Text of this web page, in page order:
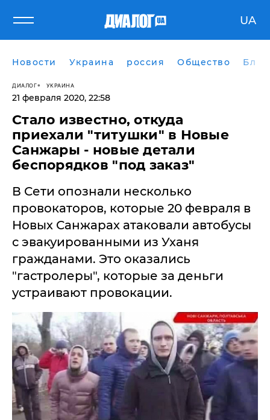
UA
Новости Украина россия Общество
ДИАЛОГ УКРАИНА
21 февраля 2020, 22:58
Стало известно, откуда
приехали "титушки" в Новые
Санжары - новые детали
беспорядков "под заказ"
​В Сети опознали несколько
провокаторов, которые 20 февраля в
Новых Санжарах атаковали автобусы
с эвакуированными из Уханя
гражданами. Это оказались
"гастролеры", которые за деньги
устраивают провокации.